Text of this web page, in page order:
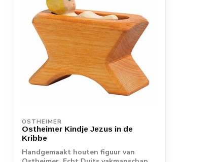
OSTHEIMER
Ostheimer Kindje Jezus in de
Kribbe
Handgemaakt houten figuur van